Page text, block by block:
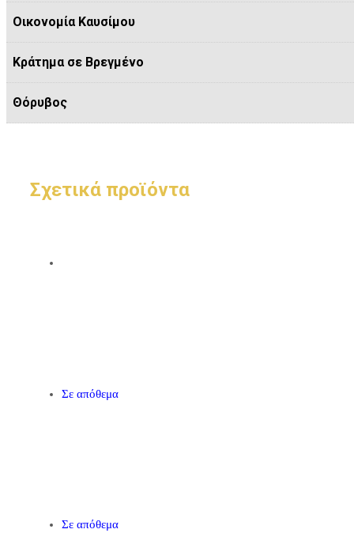
Οικονομία Καυσίμου
Κράτημα σε Βρεγμένο
Θόρυβος
Σχετικά προϊόντα
Σε απόθεμα
Σε απόθεμα